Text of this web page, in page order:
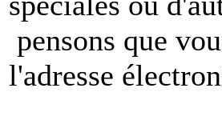
pensons que
l'adresse